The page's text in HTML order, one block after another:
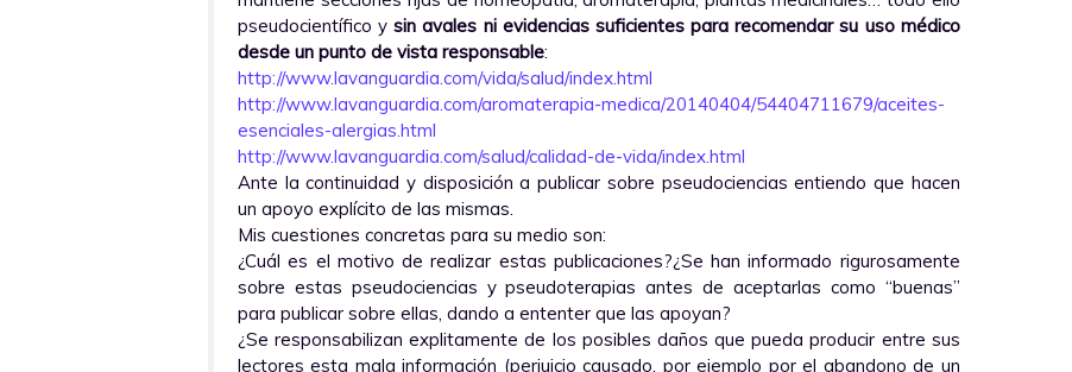
pseudocientífico ysin avales ni evidencias suficientes para recomendar su uso médico
desde un punto de vista responsable:
http://www.lavanguardia.com/vida/salud/index.html
http://www.lavanguardia.com/aromaterapia-medica/20140404/54404711679/aceites-
esenciales-alergias.html
http://www.lavanguardia.com/salud/calidad-de-vida/index.html
Ante la continuidad y disposición a publicar sobre pseudociencias entiendo que hacen
un apoyo explícito de las mismas.
Mis cuestiones concretas para su medio son:
¿Cuál es el motivo de realizar estas publicaciones?¿Se han informado rigurosamente
sobre estas pseudociencias y pseudoterapias antes de aceptarlas como “buenas”
para publicar sobre ellas, dando a ententer que las apoyan?
¿Se responsabilizan explitamente de los posibles daños que pueda producir entre sus
lectores esta mala información (perjuicio causado, por ejemplo por el abandono de un